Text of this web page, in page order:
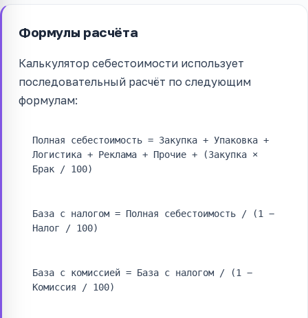
Формулы расчёта
Калькулятор себестоимости использует
последовательный расчёт по следующим
формулам:
Полная себестоимость = Закупка + Упаковка +
Логистика + Реклама + Прочие + (Закупка ×
Брак / 100)
База с налогом = Полная себестоимость / (1 −
Налог / 100)
База с комиссией = База с налогом / (1 −
Комиссия / 100)